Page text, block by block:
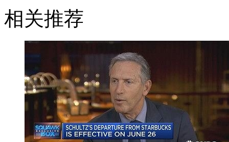
相关推荐